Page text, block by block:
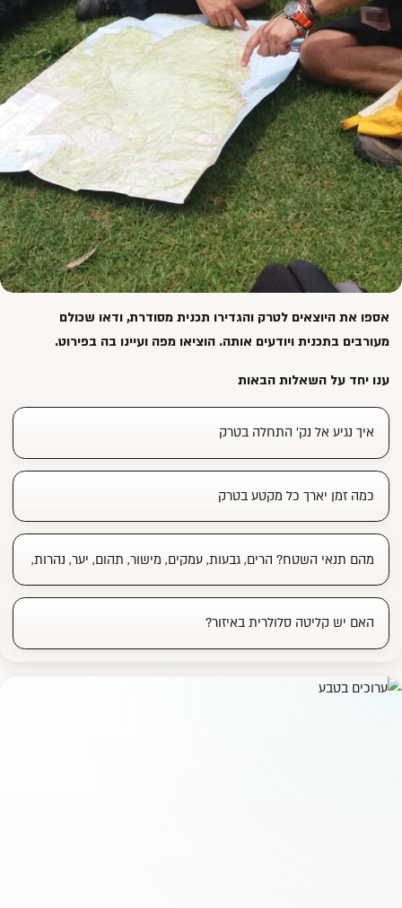
אספו את היוצאים לטרק והגדירו תכנית מסודרת, ודאו שכולם
מעורבים בתכנית ויודעים אותה. הוציאו מפה ועיינו בה בפירוט.
ענו יחד על השאלות הבאות
איך נגיע אל נק' התחלה בטרק
כמה זמן יארך כל מקטע בטרק
מהם תנאי השטח? הרים, גבעות, עמקים, מישור, תהום, יער, נהרות,
האם יש קליטה סלולרית באיזור?